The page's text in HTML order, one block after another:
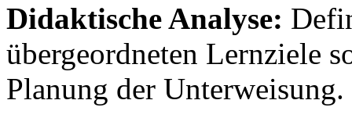
Didaktische Analyse:
übergeordneten Lernziele
Planung der Unterweisung.